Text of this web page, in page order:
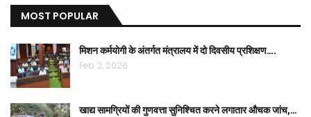
MOST POPULAR
मिशन कर्मयोगी के अंतर्गत मंत्रालय में दो दिवसीय प्रशिक्षण….
Feb 2, 2026
खाद्य सामग्रियों की गुणवत्ता सुनिश्चित करने लगातार औचक जांच,…